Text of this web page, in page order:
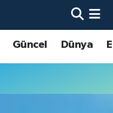
Güncel Dünya